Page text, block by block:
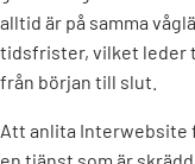
alltid är på samma
tidsfrister, vilket leder
från början till slut.
Att anlita Interwebsite